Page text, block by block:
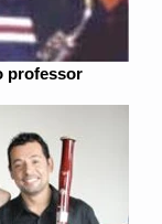
professor